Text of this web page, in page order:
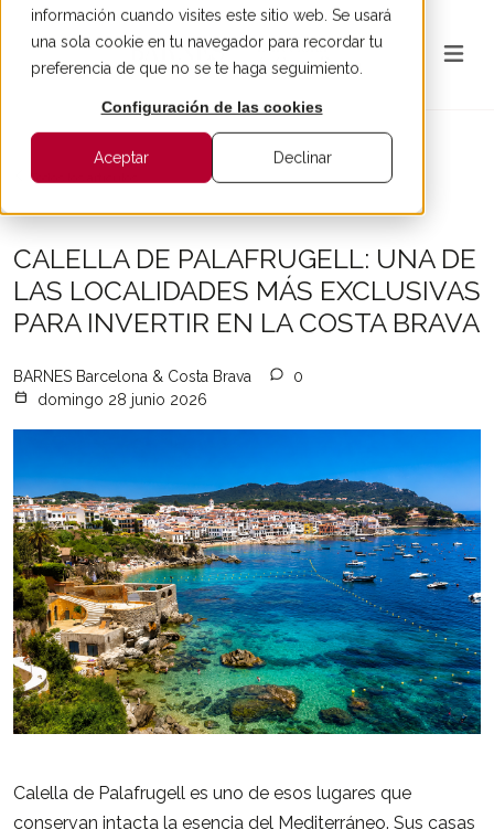
información cuando visites este sitio web. Se usará
una sola cookie en tu navegador para recordar tu
preferencia de que no se te haga seguimiento.
Configuración de las cookies
Aceptar Declinar
Todos los artículos
CALELLA DE PALAFRUGELL: UNA DE
LAS LOCALIDADES MÁS EXCLUSIVAS
PARA INVERTIR EN LA COSTA BRAVA
BARNES Barcelona & Costa Brava
0
domingo 28 junio 2026
Calella de Palafrugell es uno de esos lugares que
conservan intacta la esencia del Mediterráneo. Sus casas